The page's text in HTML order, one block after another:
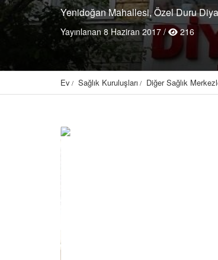
Yenidoğan Mahallesi, Özel Duru
Yayınlanan 8 Haziran 2017 / 216
Ev Sağlık Kuruluşları Diğer Sağlık